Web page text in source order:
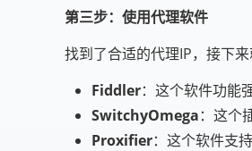
第三步：使用代理软件
找到了合适的代理IP，接下
Fiddler：这个软件功能
SwitchyOmega：这个
Proxifier：这个软件支